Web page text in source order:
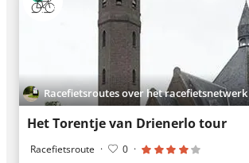
Racefietsroutes over het racefietsnetwerk
Het Torentje van Drienerlo tour
Racefietsroute · 0 ·